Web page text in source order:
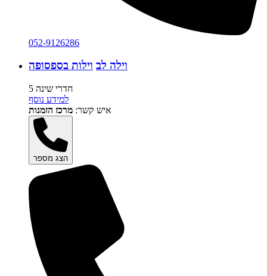
052-9126286
וילה לב וילות בספסופה
5 חדרי שינה
למידע נוסף
איש קשר: מרכז הזמנות
הצג מספר